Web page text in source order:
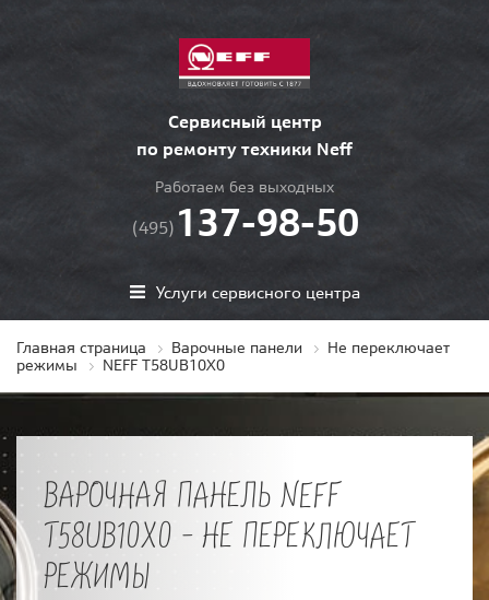
Сервисный центр
по ремонту техники Neff
Работаем без выходных
(495) 137-98-50
Услуги сервисного центра
Главная страница Варочные панели
Не переключает
режимы
NEFF T58UB10X0
ВАРОЧНАЯ ПАНЕЛЬ NEFF
T58UB10X0 - НЕ ПЕРЕКЛЮЧАЕТ
РЕЖИМЫ